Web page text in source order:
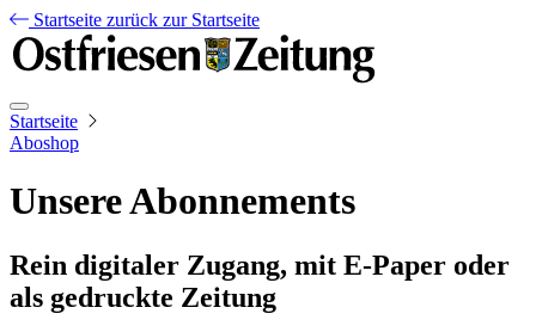
Startseite zurück zur Startseite
Startseite
Aboshop
Unsere Abonnements
Rein digitaler Zugang, mit E-Paper oder
als gedruckte Zeitung